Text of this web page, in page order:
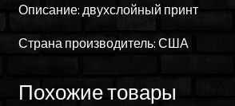
Описание: двухслойный принт
Страна производитель: США
Похожие товары